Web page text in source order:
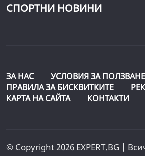
СПОРТНИ НОВИНИ
ЗА НАС
УСЛОВИЯ ЗА ПОЛЗВАНЕ
ПРАВИЛА ЗА БИСКВИТКИТЕ
КАРТА НА САЙТА
КОНТАКТИ
© Copyright 2026 EXPERT.BG |